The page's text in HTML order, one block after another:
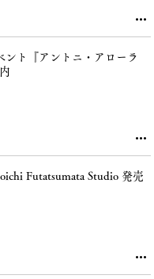
ト『アントニ・アローラ
Futatsumata Studio 発売